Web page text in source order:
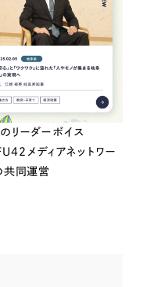
リーダーボイス
メディアネットワー
共同運営